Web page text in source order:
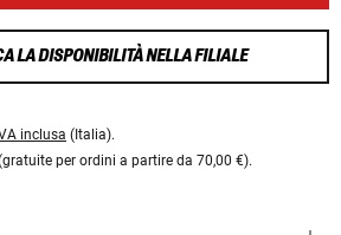
LA DISPONIBILITÀ NELLA FILIALE
inclusa (Italia).
per ordini a partire da 70,00 €).